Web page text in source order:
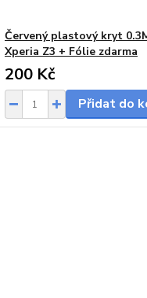
Červený plastový kryt
Xperia Z3 + Fólie zdarma
200 Kč
Přidat do